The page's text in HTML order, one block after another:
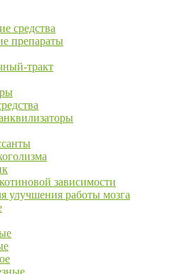
средства
препараты
тракт
зависимости
улучшения работы мозга